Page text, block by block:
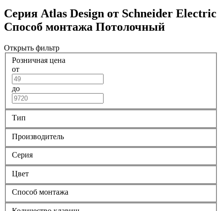
Серия Atlas Design от Schneider Electric
Способ монтажа Потолочный
Открыть фильтр
Розничная цена
от
до
Тип
Производитель
Серия
Цвет
Способ монтажа